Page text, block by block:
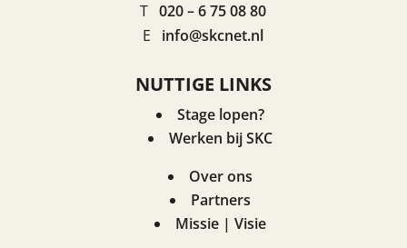
T020 – 6 75 08 80
E info@skcnet.nl
NUTTIGE LINKS
Stage lopen?
Werken bij SKC
Over ons
Partners
Missie | Visie